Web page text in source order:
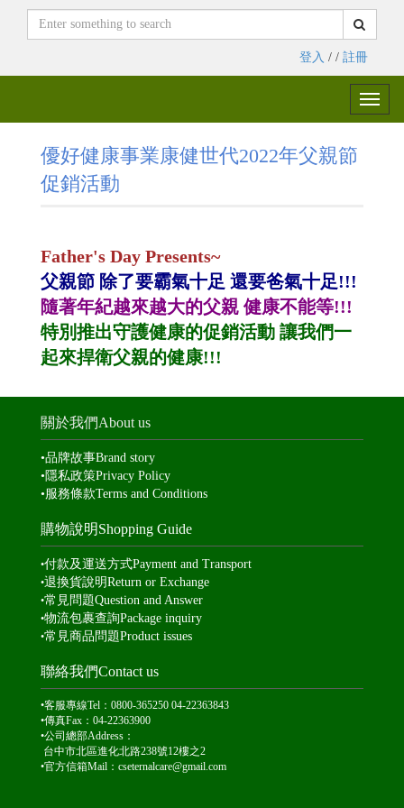
登入 / / 註冊
Toggle
優好健康事業康健世代2022年父親節
促銷活動
Father's Day Presents~
父親節 除了要霸氣十足 還要爸氣十足!!!
隨著年紀越來越大的父親 健康不能等!!!
特別推出守護健康的促銷活動 讓我們一
起來捍衛父親的健康!!!
關於我們About us
•品牌故事Brand story
• 隱私政策Privacy Policy
•服務條款Terms and Conditions
購物說明Shopping Guide
•付款及運送方式Payment and Transport
•退換貨說明Return or Exchange
•常見問題Question and Answer
•物流包裹查詢Package inquiry
•常見商品問題Product issues
聯絡我們Contact us
•客服專線Tel：0800-365250 04-22363843
•傳真Fax：04-22363900
•公司總部Address：
台中市北區進化北路238號12樓之2
•官方信箱Mail： cseternalcare@gmail.com